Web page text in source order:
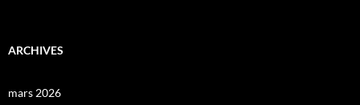
ARCHIVES
mars 2026